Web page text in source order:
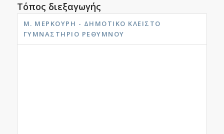
Τόπος διεξαγωγής
Μ. ΜΕΡΚΟΎΡΗ - ΔΗΜΟΤΙΚΟ ΚΛΕΙΣΤΟ
ΓΥΜΝΑΣΤΗΡΙΟ ΡΕΘΎΜΝΟΥ